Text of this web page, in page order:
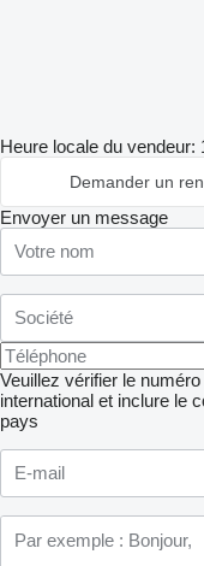
Heure locale du vendeur:
Demander un
Envoyer un message
Veuillez vérifier le
international et inclure le
pays